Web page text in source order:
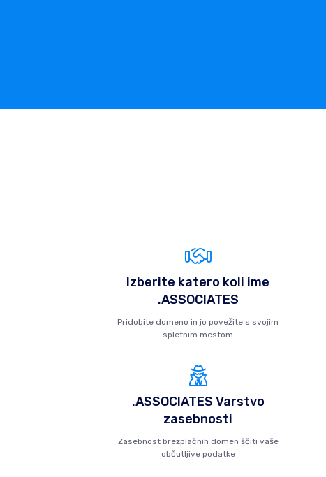
Izberite katero koli ime
.ASSOCIATES
Pridobite domeno in jo povežite s svojim
spletnim mestom
.ASSOCIATES Varstvo
zasebnosti
Zasebnost brezplačnih domen ščiti vaše
občutljive podatke